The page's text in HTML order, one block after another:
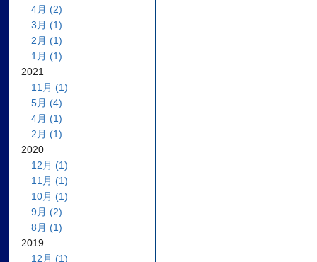
4月 (2)
3月 (1)
2月 (1)
1月 (1)
2021
11月 (1)
5月 (4)
4月 (1)
2月 (1)
2020
12月 (1)
11月 (1)
10月 (1)
9月 (2)
8月 (1)
2019
12月 (1)